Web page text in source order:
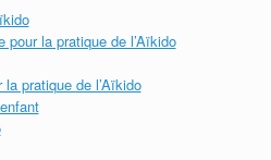
pour la pratique de l’Aïkido
pratique de l’Aïkido